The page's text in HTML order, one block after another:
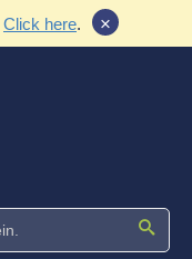
Click here. ×